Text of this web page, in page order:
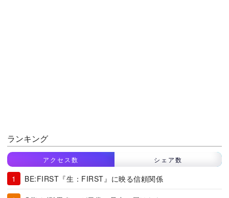
ランキング
アクセス数 シェア数
BE:FIRST『生：FIRST』に映る信頼関係